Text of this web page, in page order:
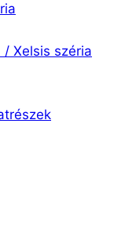
/ Xelsis széria